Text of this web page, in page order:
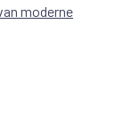
moderne